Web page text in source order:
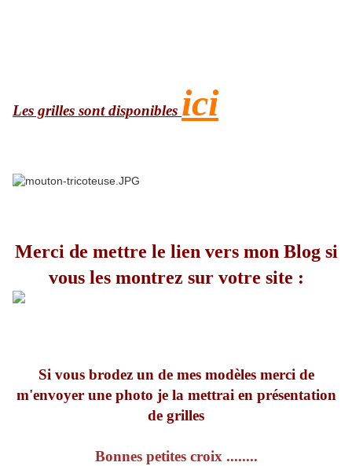
Les grilles sont disponibles ici
Merci de mettre le lien vers mon Blog si
vous les montrez sur votre site :
Si vous brodez un de mes modèles merci de
m'envoyer une photo je la mettrai en présentation
de grilles
Bonnes petites croix ........